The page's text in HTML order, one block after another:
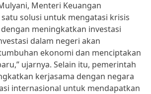
Menteri Keuangan
solusi untuk mengatasi krisis
meningkatkan investasi
dalam negeri akan
ekonomi dan menciptakan
ujarnya. Selain itu, pemerintah
kerjasama dengan negara
internasional untuk mendapatkan